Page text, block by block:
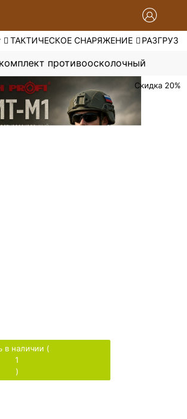
ТАКТИЧЕСКОЕ СНАРЯЖЕНИЕ
противоосколочный
Скидка 20%
в наличии (
1
)